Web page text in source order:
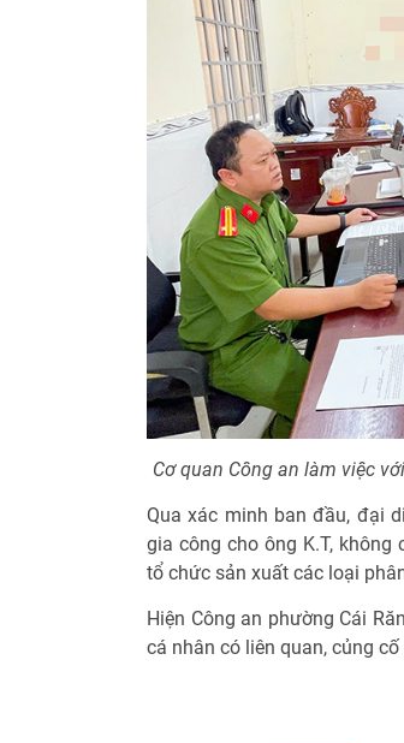
Cơ quan Công an làm việc
Qua xác minh ban đầu, đại
gia công cho ông K.T,
tổ chức sản xuất các loại
Hiện Công an phường Cái
cá nhân có liên quan, củng